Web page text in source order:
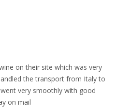
on their site which was very
the transport from Italy to
very smoothly with good
on mail